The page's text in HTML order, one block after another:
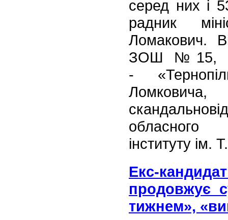
серед них і
радник
Ломакович.
ЗОШ №15, а
-
обласного
інституту iм.
Екс-
продовжує
тижнем»,